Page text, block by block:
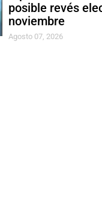
posible revés
noviembre
Agosto 07, 2026